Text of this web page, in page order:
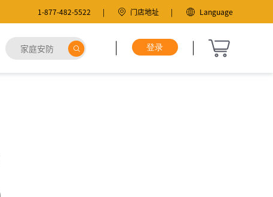
1-877-482-5522 门店地址 Language